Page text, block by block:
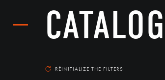
CATALOG
RÉINITIALIZE THE FILTERS